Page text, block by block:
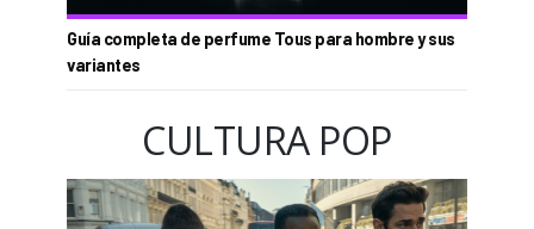
Guía completa de perfume Tous para hombre y sus
variantes
CULTURA POP